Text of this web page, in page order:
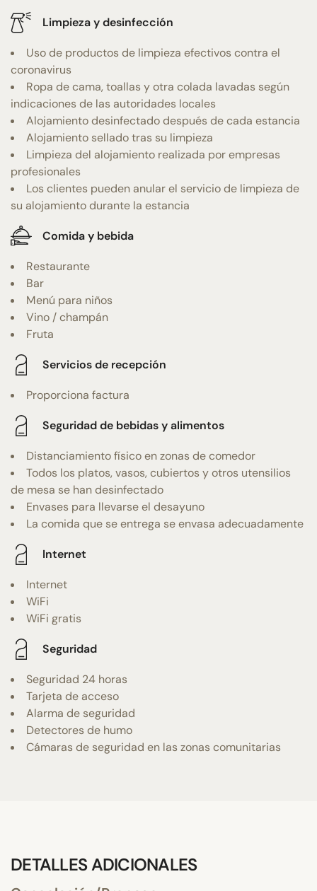
Limpieza y desinfección
Uso de productos de limpieza efectivos contra el
coronavirus
Ropa de cama, toallas y otra colada lavadas según
indicaciones de las autoridades locales
Alojamiento desinfectado después de cada estancia
Alojamiento sellado tras su limpieza
Limpieza del alojamiento realizada por empresas
profesionales
Los clientes pueden anular el servicio de limpieza de
su alojamiento durante la estancia
Comida y bebida
Restaurante
Bar
Menú para niños
Vino / champán
Fruta
Servicios de recepción
Proporciona factura
Seguridad de bebidas y alimentos
Distanciamiento físico en zonas de comedor
Todos los platos, vasos, cubiertos y otros utensilios
de mesa se han desinfectado
Envases para llevarse el desayuno
La comida que se entrega se envasa adecuadamente
Internet
Internet
WiFi
WiFi gratis
Seguridad
Seguridad 24 horas
Tarjeta de acceso
Alarma de seguridad
Detectores de humo
Cámaras de seguridad en las zonas comunitarias
DETALLES ADICIONALES